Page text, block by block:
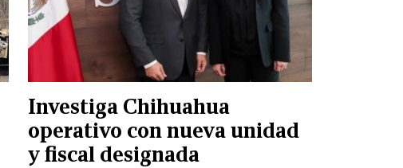
Investiga Chihuahua
operativo con nueva unidad
y fiscal designada